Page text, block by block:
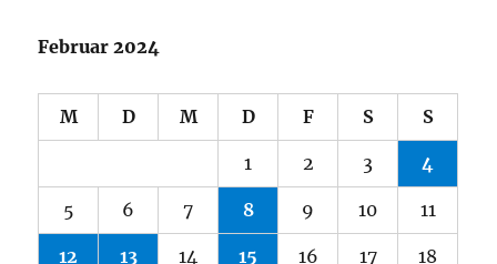
Februar 2024
M D M D F S S
1 2 3 4
5 6 7 8 9 10 11
12 13 14 15 16 17 18